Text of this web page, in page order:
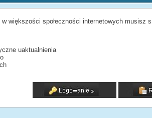
większości społeczności internetowych musisz
uaktualnienia